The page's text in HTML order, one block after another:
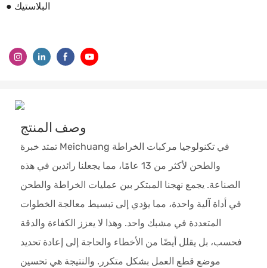
● البلاستيك
وصف المنتج
تمتد خبرة Meichuang في تكنولوجيا مركبات الخراطة
والطحن لأكثر من 13 عامًا، مما يجعلنا رائدين في هذه
الصناعة. يجمع نهجنا المبتكر بين عمليات الخراطة والطحن
في أداة آلية واحدة، مما يؤدي إلى تبسيط معالجة الخطوات
المتعددة في مشبك واحد. وهذا لا يعزز الكفاءة والدقة
فحسب، بل يقلل أيضًا من الأخطاء والحاجة إلى إعادة تحديد
موضع قطع العمل بشكل متكرر. والنتيجة هي تحسين